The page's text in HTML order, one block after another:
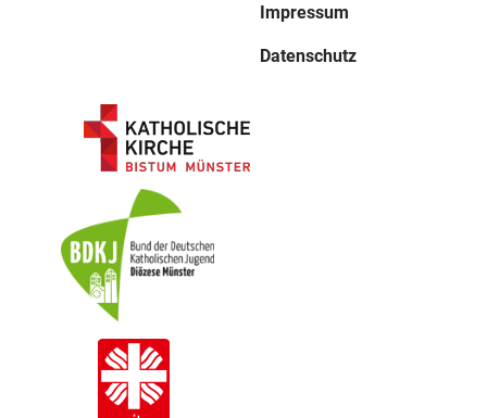
Impressum
Datenschutz